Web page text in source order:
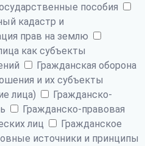
пособия
кадастр и
прав на землю
как субъекты
Гражданская оборона
и их субъекты
лица)
Гражданско-
Гражданско-правовая
лиц
Гражданское
источники и принципы